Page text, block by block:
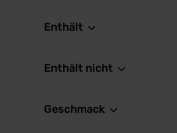
Enthält
Enthält nicht
Geschmack